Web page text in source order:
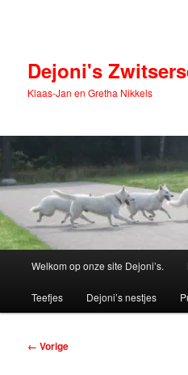
inhoudDejoni's
Klaas-Jan en Gretha Nikkels
Welkom op onze site Dejoni’s.
Teefjes Dejoni’s nestjes
Afbeeldingsnavigatie
← Vorige